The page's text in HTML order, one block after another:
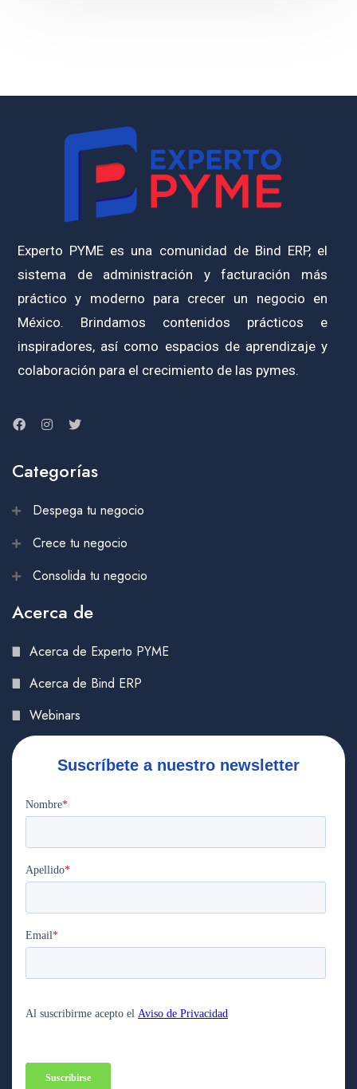
Experto PYME es una comunidad de Bind ERP, el
sistema de administración y facturación más
práctico y moderno para crecer un negocio en
México. Brindamos contenidos prácticos e
inspiradores, así como espacios de aprendizaje y
colaboración para el crecimiento de las pymes.
Categorías
Despega tu negocio
Crece tu negocio
Consolida tu negocio
Acerca de
Acerca de Experto PYME
Acerca de Bind ERP
Webinars
Suscríbete a nuestro newsletter